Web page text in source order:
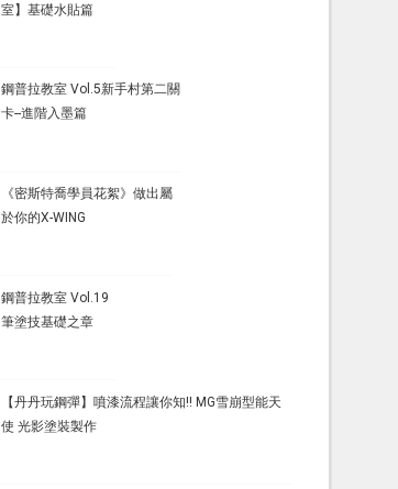
室】基礎水貼篇
鋼普拉教室 Vol.5新手村第二關
卡--進階入墨篇
《密斯特喬學員花絮》做出屬
於你的X-WING
鋼普拉教室 Vol.19
筆塗技基礎之章
【丹丹玩鋼彈】噴漆流程讓你知!! MG雪崩型能天
使 光影塗裝製作